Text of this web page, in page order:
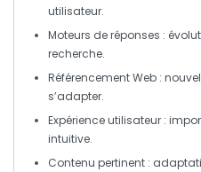
utilisateur.
Moteurs de réponses :
recherche.
Référencement Web :
s’adapter.
Expérience utilisateur :
intuitive.
Contenu pertinent :